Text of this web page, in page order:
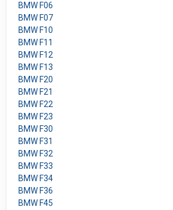
BMW F06
BMW F07
BMW F10
BMW F11
BMW F12
BMW F13
BMW F20
BMW F21
BMW F22
BMW F23
BMW F30
BMW F31
BMW F32
BMW F33
BMW F34
BMW F36
BMW F45